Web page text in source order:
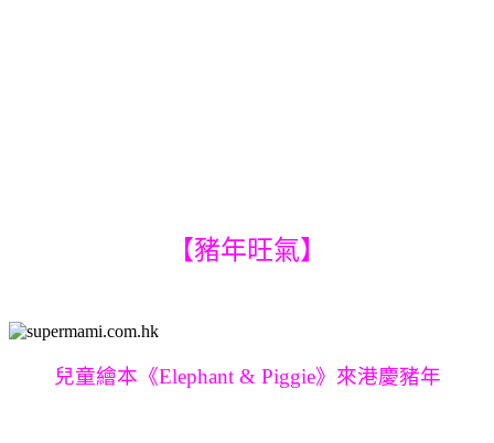
【豬年旺氣】
兒童繪本《Elephant & Piggie》來港慶豬年